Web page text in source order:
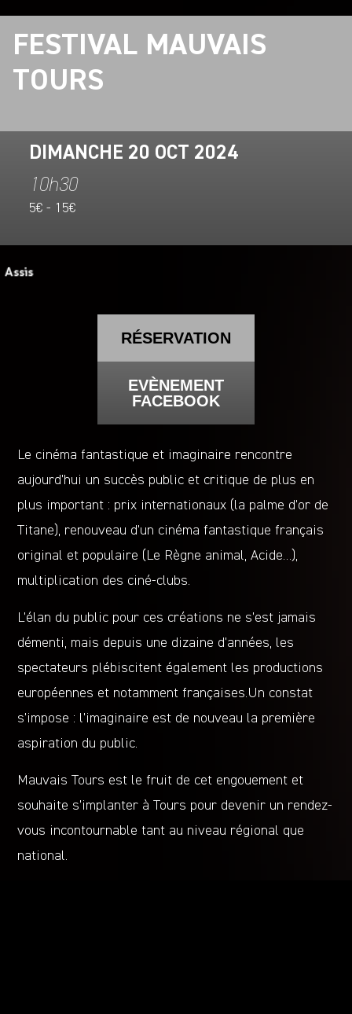
FESTIVAL MAUVAIS
TOURS
DIMANCHE 20 OCT 2024
10h30
5€ - 15€
RÉSERVATION
EVÈNEMENT
FACEBOOK
Le cinéma fantastique et imaginaire rencontre
aujourd’hui un succès public et critique de plus en
plus important : prix internationaux (la palme d’or de
Titane), renouveau d’un cinéma fantastique français
original et populaire (Le Règne animal, Acide…),
multiplication des ciné-clubs.
L’élan du public pour ces créations ne s’est jamais
démenti, mais depuis une dizaine d’années, les
spectateurs plébiscitent également les productions
européennes et notamment françaises.Un constat
s’impose : l’imaginaire est de nouveau la première
aspiration du public.
Mauvais Tours est le fruit de cet engouement et
souhaite s’implanter à Tours pour devenir un rendez-
vous incontournable tant au niveau régional que
national.